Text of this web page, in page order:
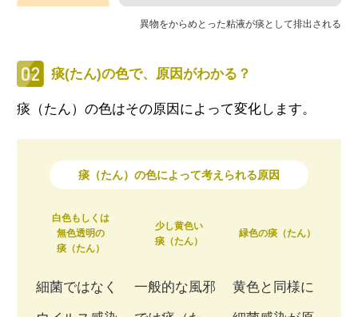
異物をからめとった粘液が痰として排出される
痰(たん)の色で、原因がわかる？
痰（たん）の色はその原因によって変化します。
痰（たん）の色によって考えられる原因
白色もしくは
無色透明の
痰（たん）
細菌ではなく
少し黄色い
痰（たん）
一般的な風邪
緑色の痰（たん）
黄色と同様に